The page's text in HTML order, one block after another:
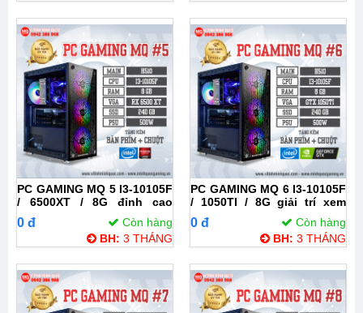
PC GAMING MQ 5 I3-10105F
/ 6500XT / 8G đỉnh cao
game thủ, chiến tất cả
game
0 đ
Còn hàng
BH: 3 THÁNG
PC GAMING MQ 6 I3-10105F
/ 1050TI / 8G giải trí xem
phim, chơi game toàn diện
0 đ
Còn hàng
BH: 3 THÁNG